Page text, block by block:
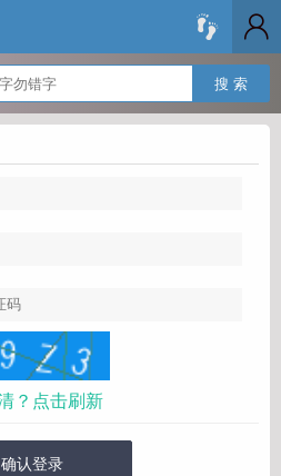
搜 索
？点击刷新
确认登录